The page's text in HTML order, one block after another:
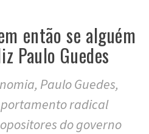
então se alguém
Paulo Guedes
Paulo Guedes,
radical
do governo